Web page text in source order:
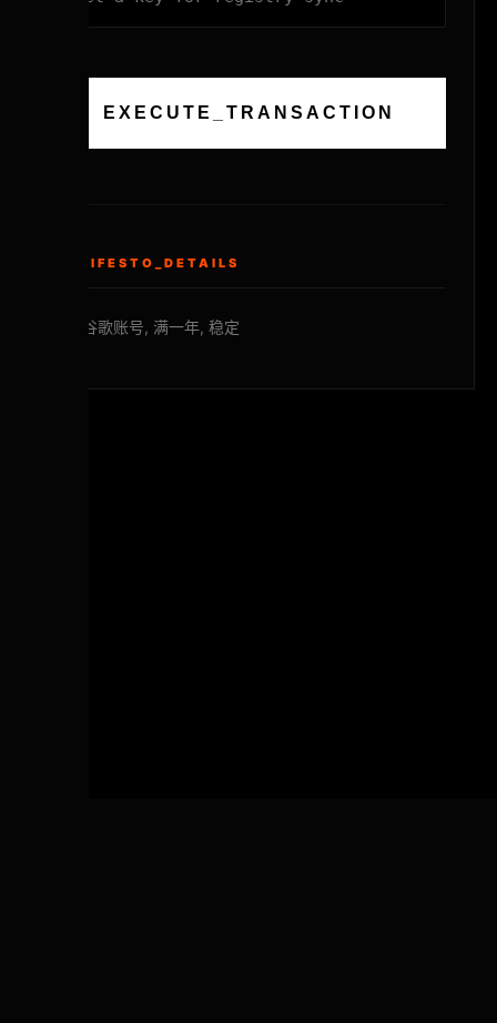
EXECUTE_TRANSACTION
MANIFESTO_DETAILS
泰国谷歌账号, 满一年, 稳定